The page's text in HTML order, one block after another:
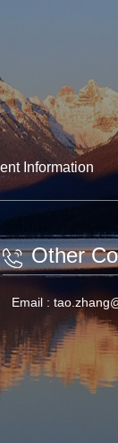
Information
Other
Email :